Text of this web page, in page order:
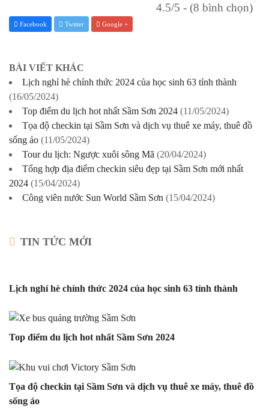
4.5/5 - (8 bình chọn)
Facebook Twitter Google +
BÀI VIẾT KHÁC
Lịch nghỉ hè chính thức 2024 của học sinh 63 tỉnh thành
(16/05/2024)
Top điểm du lịch hot nhất Sầm Sơn 2024 (11/05/2024)
Tọa độ checkin tại Sầm Sơn và dịch vụ thuê xe máy, thuê đồ
sống ảo (11/05/2024)
Tour du lịch: Ngược xuôi sông Mã (20/04/2024)
Tổng hợp địa điểm checkin siêu đẹp tại Sầm Sơn mới nhất
2024 (15/04/2024)
Công viên nước Sun World Sầm Sơn (15/04/2024)
TIN TỨC MỚI
Lịch nghỉ hè chính thức 2024 của học sinh 63 tỉnh thành
Top điểm du lịch hot nhất Sầm Sơn 2024
Tọa độ checkin tại Sầm Sơn và dịch vụ thuê xe máy, thuê đồ
sống ảo